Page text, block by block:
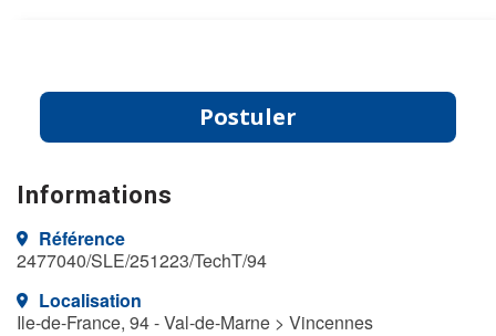
Postuler
Informations
Référence
2477040/SLE/251223/TechT/94
Localisation
Ile-de-France, 94 - Val-de-Marne > Vincennes